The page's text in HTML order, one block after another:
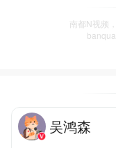
南都N视频
吴鸿森